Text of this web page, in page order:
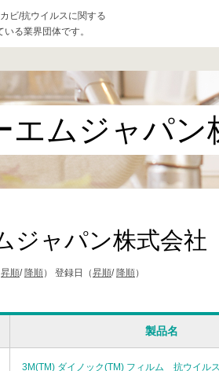
ビ/抗ウイルスに関する
る業界団体です。
エムジャパ
ジャパン株式会社
昇順/ 降順） 登録日（昇順/ 降順）
製品名
3M(TM) ダイノック(TM) フィルム 抗ウイル